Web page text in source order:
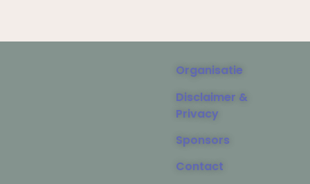
Organisatie
Disclaimer &
Privacy
Sponsors
Contact